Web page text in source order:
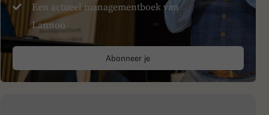
Een actueel managementboek van
Lannoo
Abonneer je